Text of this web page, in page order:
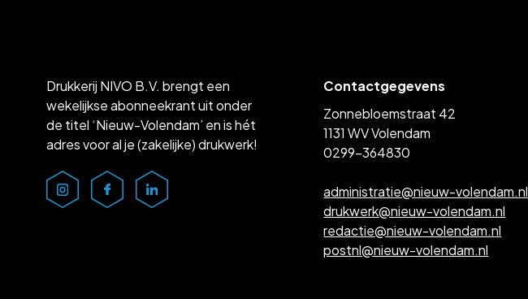
Drukkerij NIVO B.V. brengt een
wekelijkse abonneekrant uit onder
de titel ‘Nieuw-Volendam’ en is hét
adres voor al je (zakelijke) drukwerk!
Contactgegevens
Zonnebloemstraat 42
1131 WV Volendam
0299-364830
administratie@nieuw-volendam.nl
drukwerk@nieuw-volendam.nl
redactie@nieuw-volendam.nl
postnl@nieuw-volendam.nl